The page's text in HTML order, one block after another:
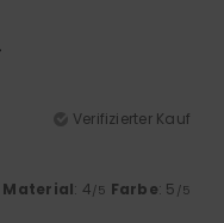
Verifizierter Kauf
Material: 4/5 Farbe: 5 /5